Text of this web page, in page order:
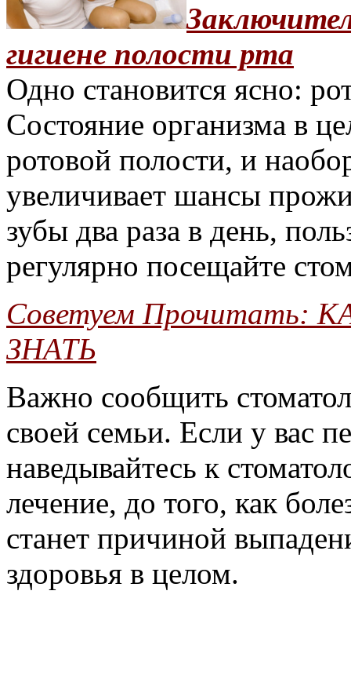
гигиене полости рта
Одно становится ясно:
Состояние организма в
ротовой полости, и
увеличивает шансы
зубы два раза в день,
регулярно посещайте
Советуем Прочитать:
ЗНАТЬ
Важно сообщить
своей семьи. Если у вас
наведывайтесь к
лечение, до того, как
станет причиной
здоровья в целом.